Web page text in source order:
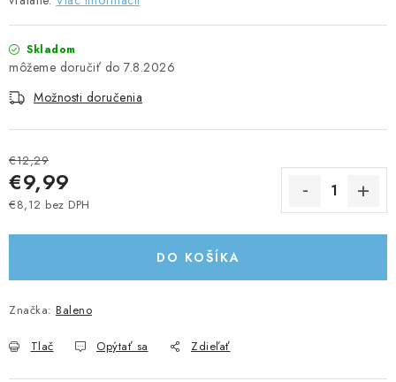
ZAREGISTRUJTE SA
OBCHODNÉ PODMIENKY
ZNAČKY
Obchodné podmienky Podmienky ochrany osobných údajov
Skladom
7.8.2026
Možnosti doručenia
€12,29
€9,99
€8,12 bez DPH
DO KOŠÍKA
Značka: Baleno
Tlač Opýtať sa Zdieľať